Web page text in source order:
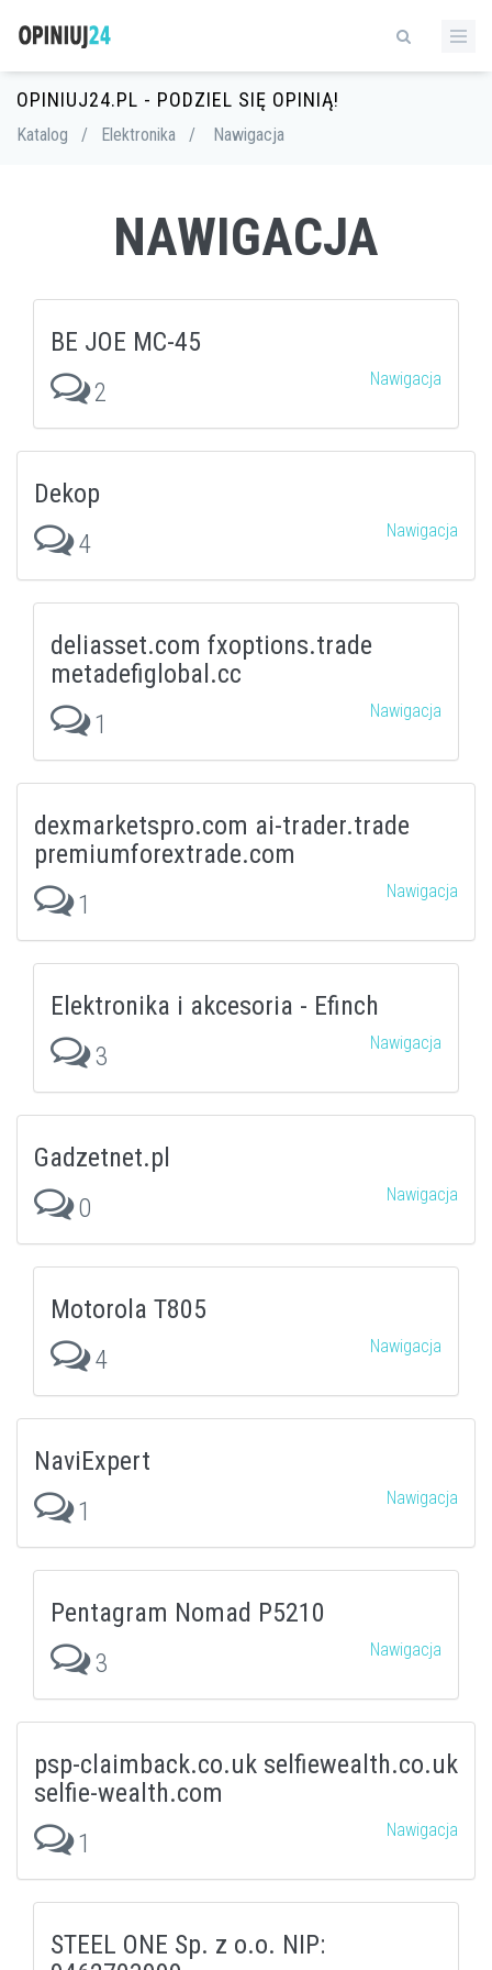
OPINIUJ24.PL - PODZIEL SIĘ OPINIĄ!
Katalog / Elektronika / Nawigacja
NAWIGACJA
BE JOE MC-45
2
Nawigacja
Dekop
4
Nawigacja
deliasset.com fxoptions.trade
metadefiglobal.cc
1
Nawigacja
dexmarketspro.com ai-trader.trade
premiumforextrade.com
1
Nawigacja
Elektronika i akcesoria - Efinch
3
Nawigacja
Gadzetnet.pl
0
Nawigacja
Motorola T805
4
Nawigacja
NaviExpert
1
Nawigacja
Pentagram Nomad P5210
3
Nawigacja
psp-claimback.co.uk selfiewealth.co.uk
selfie-wealth.com
1
Nawigacja
STEEL ONE Sp. z o.o. NIP: